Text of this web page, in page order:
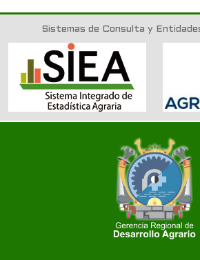
Sistemas de Consulta y